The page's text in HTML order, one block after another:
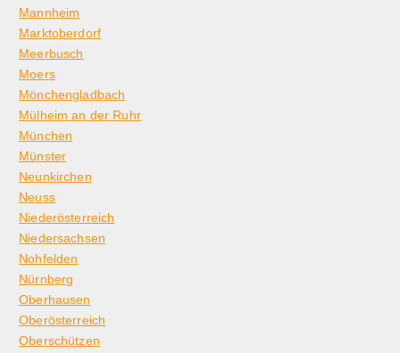
Mannheim
Marktoberdorf
Meerbusch
Moers
Mönchengladbach
Mülheim an der Ruhr
München
Münster
Neunkirchen
Neuss
Niederösterreich
Niedersachsen
Nohfelden
Nürnberg
Oberhausen
Oberösterreich
Oberschützen